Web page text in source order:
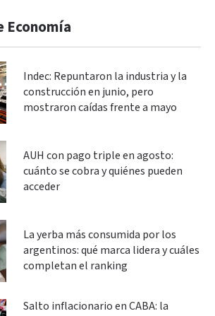
Economía
Indec: Repuntaron la industria y la
construcción en junio, pero
mostraron caídas frente a mayo
AUH con pago triple en agosto:
cuánto se cobra y quiénes pueden
acceder
La yerba más consumida por los
argentinos: qué marca lidera y cuáles
completan el ranking
Salto inflacionario en CABA: la